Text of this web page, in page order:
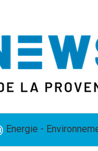
Energie -